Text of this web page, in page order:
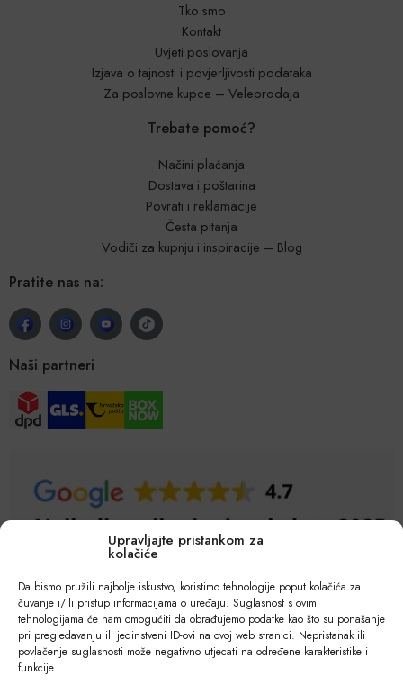
Upravljajte pristankom za
kolačiće
Da bismo pružili najbolje iskustvo, koristimo tehnologije poput kolačića za
čuvanje i/ili pristup informacijama o uređaju. Suglasnost s ovim
tehnologijama će nam omogućiti da obrađujemo podatke kao što su ponašanje
pri pregledavanju ili jedinstveni ID-ovi na ovoj web stranici. Nepristanak ili
povlačenje suglasnosti može negativno utjecati na određene karakteristike i
funkcije.
Tko smo
Kontakt
Uvjeti poslovanja
Izjava o tajnosti i povjerljivosti podataka
Za poslovne kupce – Veleprodaja
Trebate pomoć?
Načini plaćanja
Dostava i poštarina
Povrati i reklamacije
Česta pitanja
Vodiči za kupnju i inspiracije – Blog
Pratite nas na:
Naši partneri